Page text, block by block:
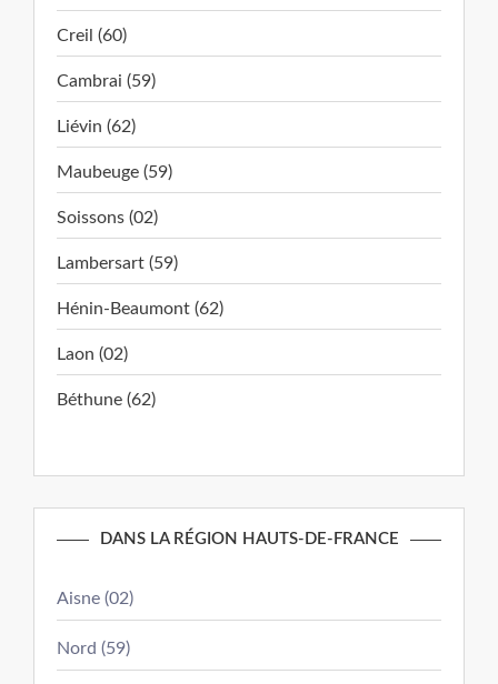
Creil (60)
Cambrai (59)
Liévin (62)
Maubeuge (59)
Soissons (02)
Lambersart (59)
Hénin-Beaumont (62)
Laon (02)
Béthune (62)
DANS LA RÉGION HAUTS-DE-FRANCE
Aisne (02)
Nord (59)